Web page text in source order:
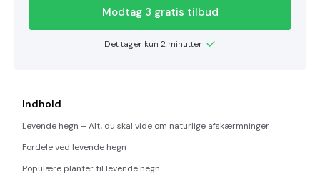
Modtag 3 gratis tilbud
Det tager kun 2 minutter
Indhold
Levende hegn – Alt, du skal vide om naturlige afskærmninger
Fordele ved levende hegn
Populære planter til levende hegn